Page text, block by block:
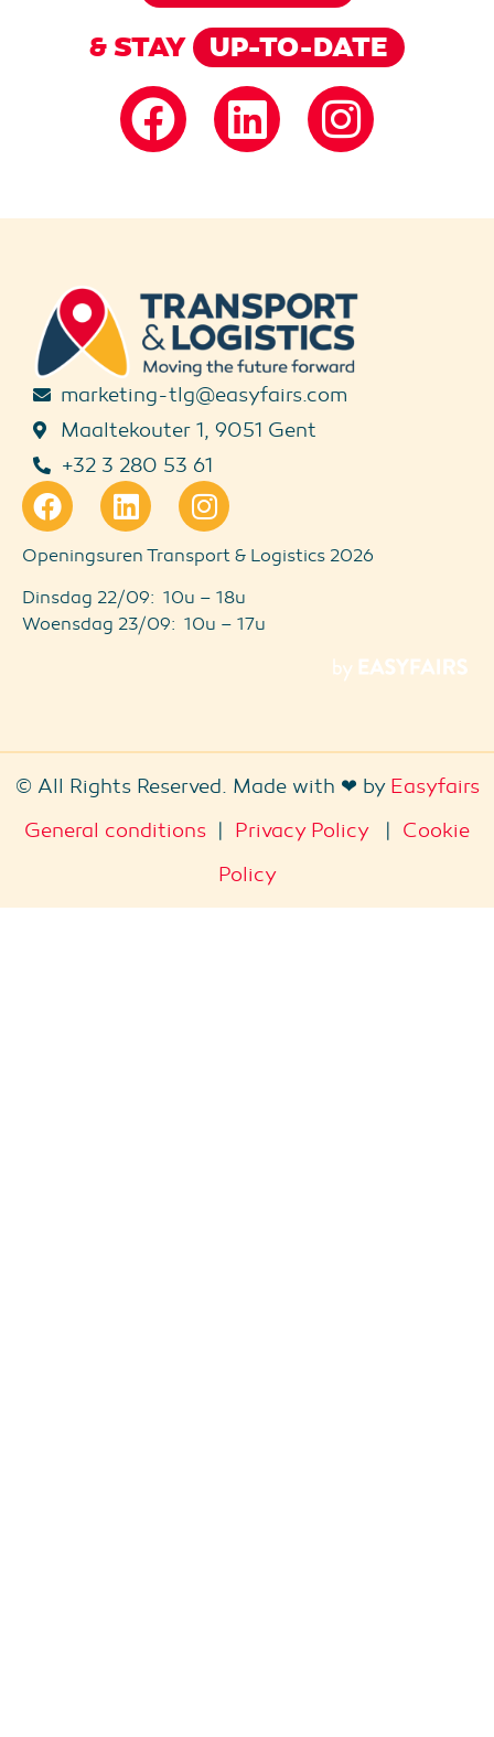
& STAY
UP-TO-DATE
marketing-tlg@easyfairs.com
Maaltekouter 1, 9051 Gent
+32 3 280 53 61
Openingsuren Transport & Logistics 2026
Dinsdag 22/09: 10u – 18u
Woensdag 23/09: 10u – 17u
© All Rights Reserved. Made with ❤ by Easyfairs
General conditions | Privacy Policy| Cookie
Policy